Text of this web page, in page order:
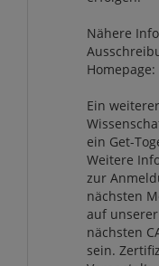
Nähere
Homepage:
Ein
ein Get-
Weitere
zur
nächsten
auf
nächsten
sein.